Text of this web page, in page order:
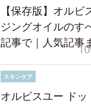
【保存版】オルビ
ジングオイルのす
記事で｜人気記事
スキンケア
オルビスユー ドッ